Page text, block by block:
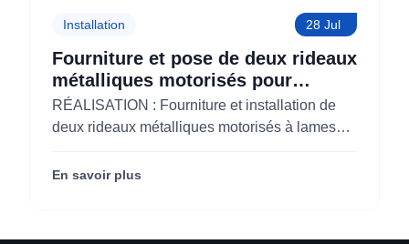
Installation 28 Jul
Fourniture et pose de deux rideaux
métalliques motorisés pour
KOLAM à Paris 3 (75)
RÉALISATION : Fourniture et installation de
deux rideaux métalliques motorisés à lames
(75003).
En savoir plus